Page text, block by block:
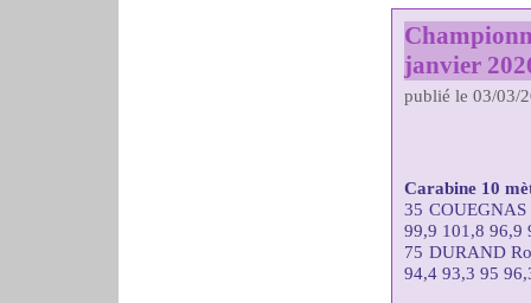
janvier
publié le 03/03/
Carabine 10
35
99,9 101,8 96,9
75 DURAND
94,4 93,3 95